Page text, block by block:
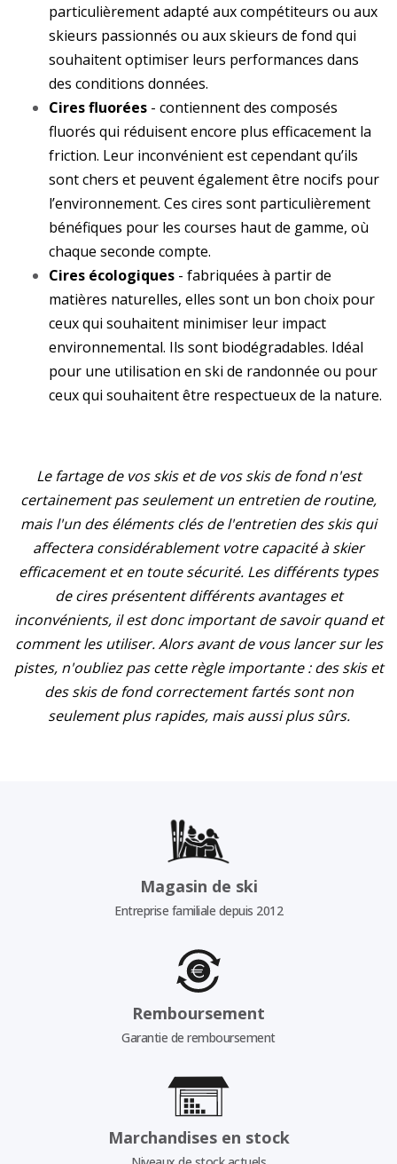
particulièrement adapté aux compétiteurs ou aux
skieurs passionnés ou aux skieurs de fond qui
souhaitent optimiser leurs performances dans
des conditions données.
Cires fluorées - contiennent des composés
fluorés qui réduisent encore plus efficacement la
friction. Leur inconvénient est cependant qu’ils
sont chers et peuvent également être nocifs pour
l’environnement. Ces cires sont particulièrement
bénéfiques pour les courses haut de gamme, où
chaque seconde compte.
Cires écologiques - fabriquées à partir de
matières naturelles, elles sont un bon choix pour
ceux qui souhaitent minimiser leur impact
environnemental. Ils sont biodégradables. Idéal
pour une utilisation en ski de randonnée ou pour
ceux qui souhaitent être respectueux de la nature.
Le fartage de vos skis et de vos skis de fond n'est
certainement pas seulement un entretien de routine,
mais l'un des éléments clés de l'entretien des skis qui
affectera considérablement votre capacité à skier
efficacement et en toute sécurité. Les différents types
de cires présentent différents avantages et
inconvénients, il est donc important de savoir quand et
comment les utiliser. Alors avant de vous lancer sur les
pistes, n'oubliez pas cette règle importante : des skis et
des skis de fond correctement fartés sont non
seulement plus rapides, mais aussi plus sûrs.
Magasin de ski
Entreprise familiale depuis 2012
Remboursement
Garantie de remboursement
Marchandises en stock